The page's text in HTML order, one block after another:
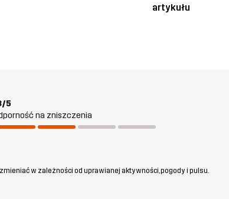
artykułu
5
na zniszczenia
w zależności od uprawianej aktywności, pogody i pulsu.